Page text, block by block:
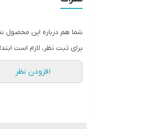
شما هم درباره این محصول
برای ثبت نظر، لازم است
افزودن نظر